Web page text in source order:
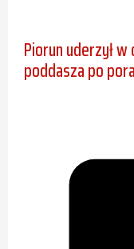
Piorun uderzył
poddasza po